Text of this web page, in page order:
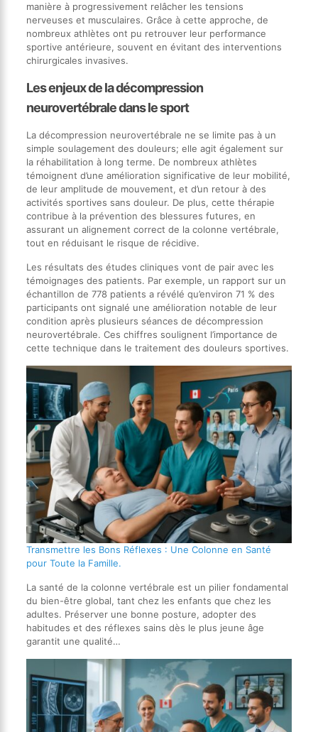
manière à progressivement relâcher les tensions
nerveuses et musculaires. Grâce à cette approche, de
nombreux athlètes ont pu retrouver leur performance
sportive antérieure, souvent en évitant des interventions
chirurgicales invasives.
Les enjeux de la décompression
neurovertébrale dans le sport
La décompression neurovertébrale ne se limite pas à un
simple soulagement des douleurs; elle agit également sur
la réhabilitation à long terme. De nombreux athlètes
témoignent d’une amélioration significative de leur mobilité,
de leur amplitude de mouvement, et d’un retour à des
activités sportives sans douleur. De plus, cette thérapie
contribue à la prévention des blessures futures, en
assurant un alignement correct de la colonne vertébrale,
tout en réduisant le risque de récidive.
Les résultats des études cliniques vont de pair avec les
témoignages des patients. Par exemple, un rapport sur un
échantillon de 778 patients a révélé qu’environ 71 % des
participants ont signalé une amélioration notable de leur
condition après plusieurs séances de décompression
neurovertébrale. Ces chiffres soulignent l’importance de
cette technique dans le traitement des douleurs sportives.
Transmettre les Bons Réflexes : Une Colonne en Santé
pour Toute la Famille.
La santé de la colonne vertébrale est un pilier fondamental
du bien-être global, tant chez les enfants que chez les
adultes. Préserver une bonne posture, adopter des
habitudes et des réflexes sains dès le plus jeune âge
garantit une qualité…